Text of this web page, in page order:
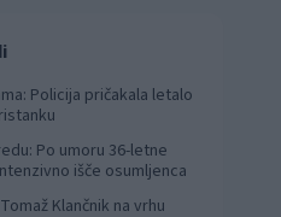
Policija pričakala letalo
Po umoru 36-letne
išče osumljenca
Klančnik na vrhu